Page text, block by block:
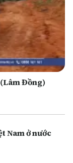
Đồng)
Nam ở nước